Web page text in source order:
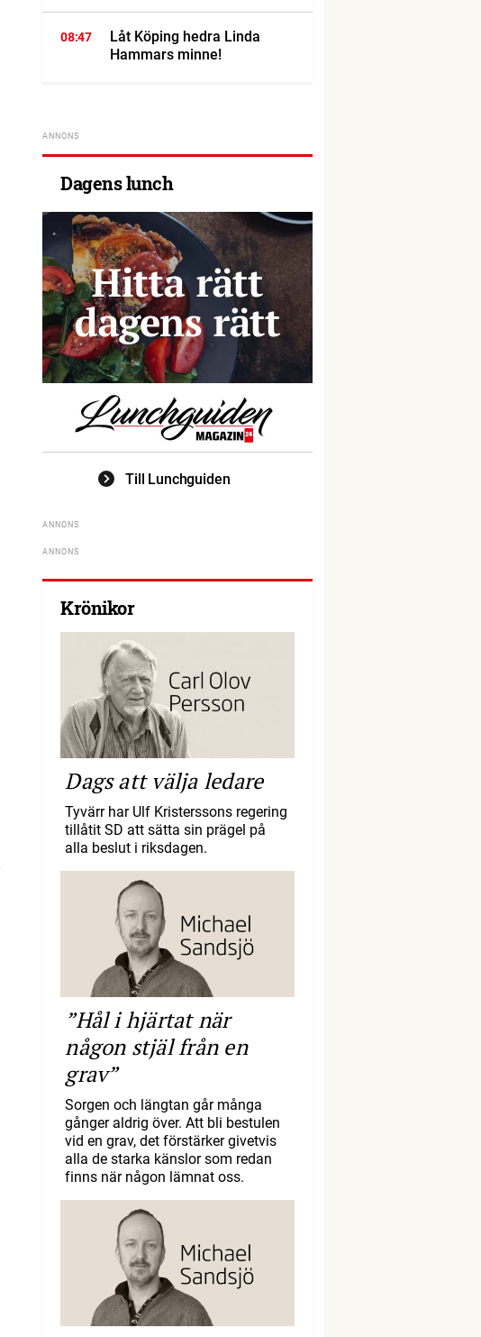
08:47
Låt Köping hedra Linda
Hammars minne!
Dagens lunch
Till Lunchguiden
Krönikor
Dags att välja ledare
Tyvärr har Ulf Kristerssons regering
tillåtit SD att sätta sin prägel på
alla beslut i riksdagen.
”Hål i hjärtat när
någon stjäl från en
grav”
Sorgen och längtan går många
gånger aldrig över. Att bli bestulen
vid en grav, det förstärker givetvis
alla de starka känslor som redan
finns när någon lämnat oss.